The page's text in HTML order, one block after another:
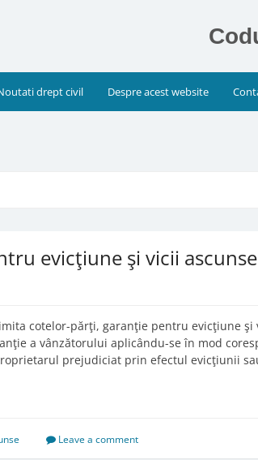
drept civil Despre acest website
evicţiune şi vicii ascunse
cotelor-părţi, garanţie pentru evicţiune şi
a vânzătorului aplicându-se în mod
prejudiciat prin efectul evicţiunii
Leave a comment